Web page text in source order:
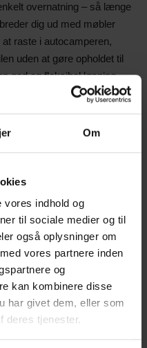
Om
vores indhold og
til sociale medier og til
også oplysninger om
vores partnere inden
og
kan kombinere disse
har givet dem, eller som
deres tjenester.
overnatning – så længe
dig ud med møbler
raste i autocamperen,
uden at gøre opholdet til
god og fleksibel løsning,
autocamper – forudsat at
ikke forstyrrer
Fricamping er forbudt de
overnatningssted, men
lettere. Flere apps kan
steder: